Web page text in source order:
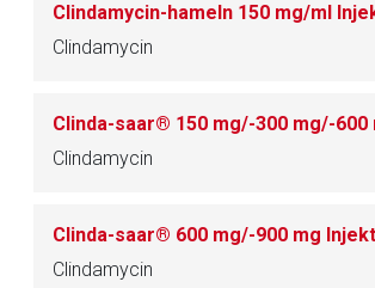
10.B.10. Sulfonamide und
10.B.12. Andere Antibiotika
11. Antidementiva
Clindamycin
Clindamycin
Clinda-saar® 600 mg/-900 mg
Clindamycin